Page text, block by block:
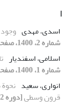
ا
اسدی، مهدی
شماره 2، 1400، صفحه 1-29]
اسلامی، اسفندیار
شماره 1، 1400، صفحه 59-99]
انواری، سعید
قرون وسطی[دوره 12، شماره 1، 1400، صفحه 25-37]